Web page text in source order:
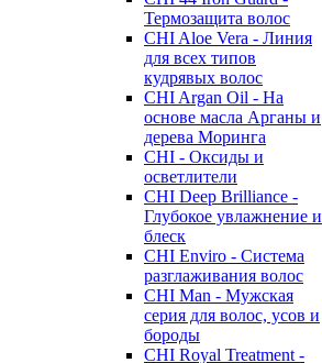
Термозащита волос
CHI Aloe Vera - Линия
для всех типов
кудрявых волос
CHI Argan Oil - На
основе масла Арганы и
дерева Моринга
CHI - Оксиды и
осветлители
CHI Deep Brilliance -
Глубокое увлажнение и
блеск
CHI Enviro - Система
разглаживания волос
CHI Man - Мужская
серия для волос, усов и
бороды
CHI Royal Treatment -